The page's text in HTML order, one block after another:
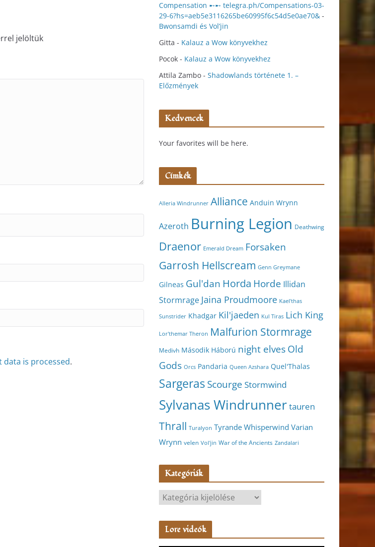
jelöltük
is processed.
Compensation ➸➸ telegra.ph/Compensations-03-
29-6?hs=aeb5e3116265be60995f6c54d5e0ae70& -
Bwonsamdi és Vol’jin
Gitta - Kalauz a Wow könyvekhez
Pocok - Kalauz a Wow könyvekhez
Attila Zambo - Shadowlands története 1. –
Előzmények
Kedvencek
Your favorites will be here.
Címkék
Alleria Windrunner Alliance Anduin Wrynn
Azeroth Burning Legion Deathwing
Draenor Emerald Dream Forsaken
Garrosh Hellscream Genn Greymane
Gilneas Gul'dan Horda Horde Illidan
Stormrage Jaina Proudmoore Kael'thas
Sunstrider Khadgar Kil'jaeden Kul Tiras Lich King
Lor'themar Theron Malfurion Stormrage
Medivh Második Háború night elvesOld
Gods Orcs Pandaria Queen Azshara Quel'Thalas
Sargeras Scourge Stormwind
Sylvanas Windrunnertauren
Thrall Turalyon Tyrande Whisperwind Varian
Wrynn velen Vol'jin War of the Ancients Zandalari
Kategóriák
a
t
g
Lore videók